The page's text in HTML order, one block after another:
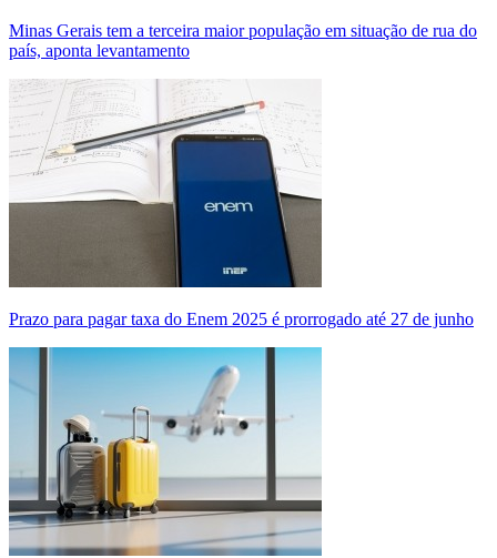
Minas Gerais tem a terceira maior população em situação de rua do
país, aponta levantamento
Prazo para pagar taxa do Enem 2025 é prorrogado até 27 de junho